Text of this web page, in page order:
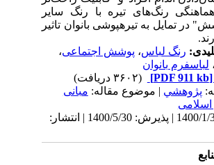
رنگ‌های تیره با رنگ سایر
به تیرهپوشی بانوان تاثیر
لباس ،پوشش اجتماعی
(۳۶۰۲ دریافت)
| موضوع مقاله:مبانی
دریافت: 1400/1/30 | پذیرش: 1400/5/30 | انتشار: